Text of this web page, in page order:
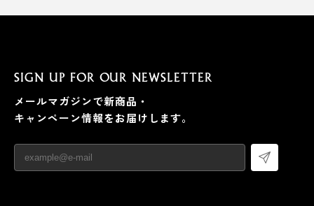
SIGN UP FOR OUR NEWSLETTER
メールマガジンで新商品・
キャンペーン情報をお届けします。